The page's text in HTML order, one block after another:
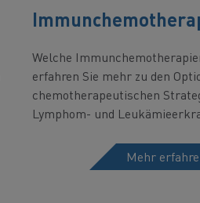
Welche
erfahren Sie mehr zu den
chemotherapeutischen
Lymphom- und
Mehr